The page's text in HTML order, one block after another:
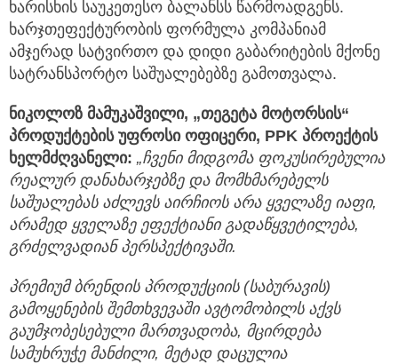
ხარისხის საუკეთესო ბალანსს წარმოადგენს.
ხარჯთეფექტურობის ფორმულა კომპანიამ
ამჯერად სატვირთო და დიდი გაბარიტების მქონე
სატრანსპორტო საშუალებებზე გამოთვალა.
ნიკოლოზ მამუკაშვილი, „თეგეტა მოტორსის“
პროდუქტების უფროსი ოფიცერი, PPK პროექტის
ხელმძღვანელი: „ჩვენი მიდგომა ფოკუსირებულია
რეალურ დანახარჯებზე და მომხმარებელს
საშუალებას აძლევს აირჩიოს არა ყველაზე იაფი,
არამედ ყველაზე ეფექტიანი გადაწყვეტილება,
გრძელვადიან პერსპექტივაში.
პრემიუმ ბრენდის პროდუქციის (საბურავის)
გამოყენების შემთხვევაში ავტომობილს აქვს
გაუმჯობესებული მართვადობა, მცირდება
სამუხრუჭე მანძილი, მეტად დაცულია